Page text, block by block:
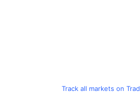
Track all markets on